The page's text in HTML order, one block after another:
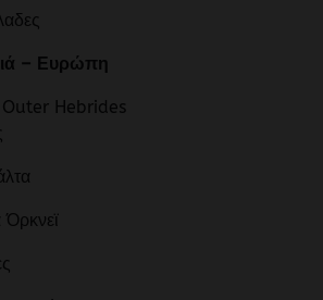
– Ευρώπη
Outer Hebrides